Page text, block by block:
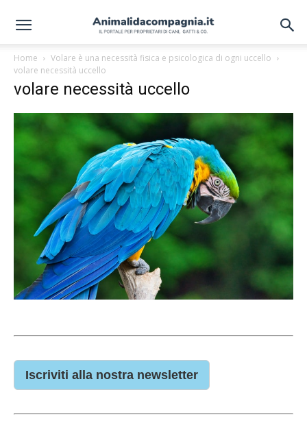
Home
Volare è una necessità fisica e psicologica di ogni uccello
volare necessità uccello
volare necessità uccello
Iscriviti alla nostra newsletter